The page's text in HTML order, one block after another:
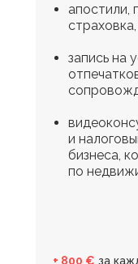
апостили,
запись на
и
бизнеса,
по
+ 800 € за